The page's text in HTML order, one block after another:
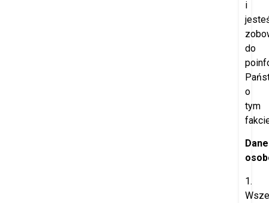
i
do
o
tym
Dane
1.